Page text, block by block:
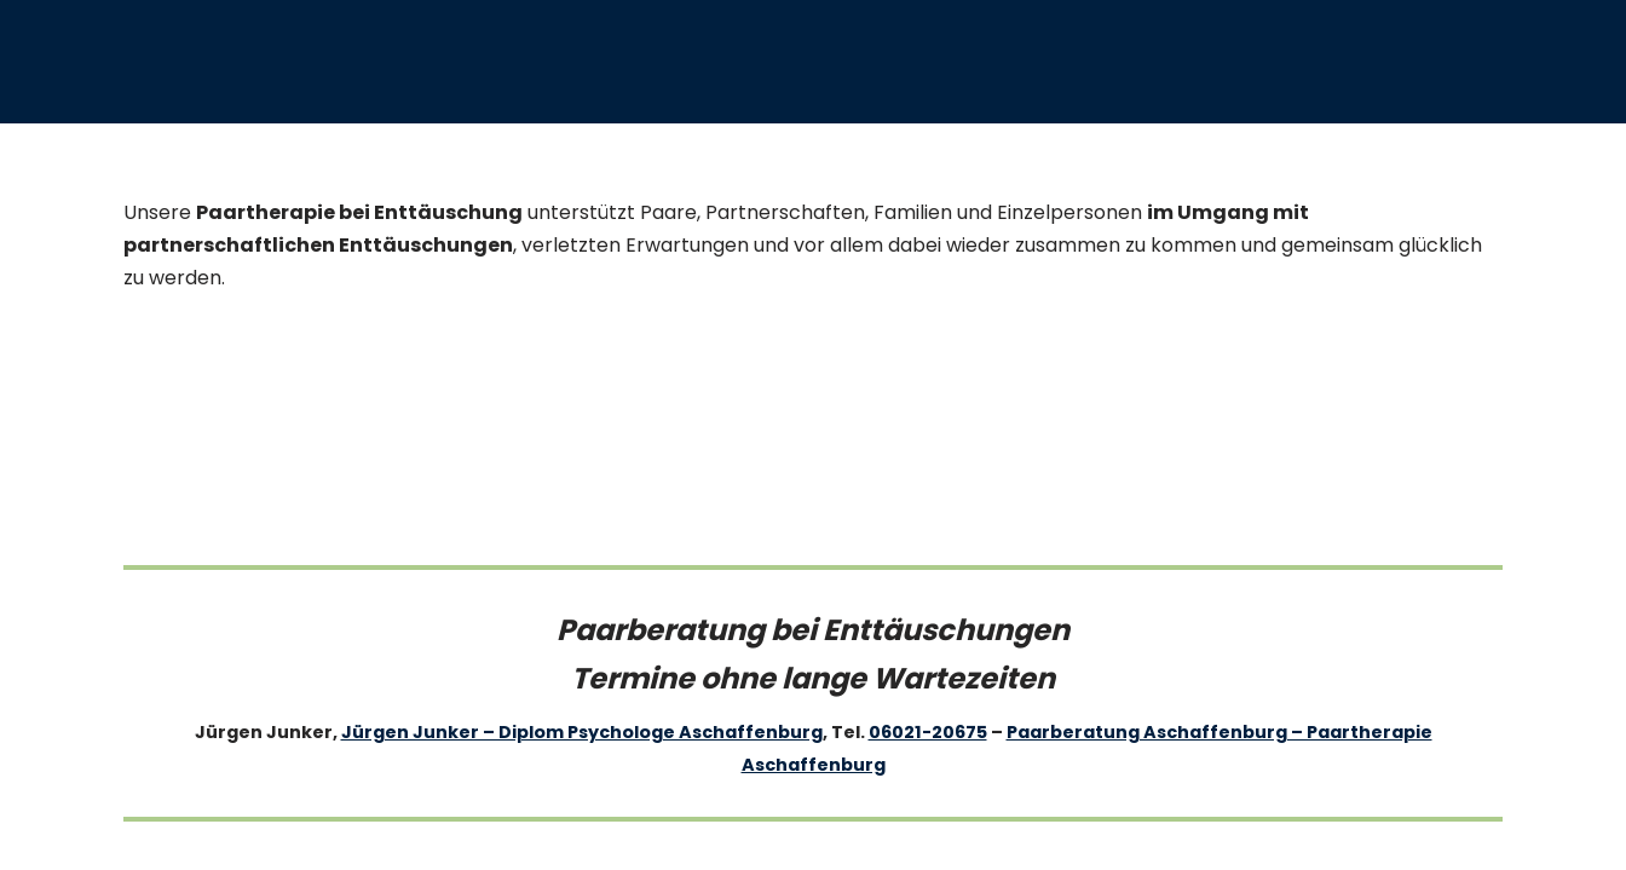
Unsere Paartherapie bei Enttäuschung unterstützt Paare, Partnerschaften, Familien und Einzelpersonen im Umgang mit
partnerschaftlichen Enttäuschungen, verletzten Erwartungen und vor allem dabei wieder zusammen zu kommen und gemeinsam glücklich
zu werden.
Paarberatung bei Enttäuschungen
Termine ohne lange Wartezeiten
Jürgen Junker,Jürgen Junker – Diplom Psychologe Aschaffenburg, Tel. 06021-20675– Paarberatung Aschaffenburg – Paartherapie
Aschaffenburg